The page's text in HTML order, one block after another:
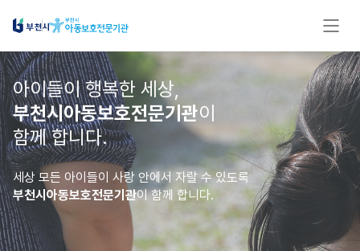
아이들이 행복한 세상,
부천시아동보호전문기관이
함께 합니다.
세상 모든 아이들이 사랑 안에서 자랄 수 있도록
부천시아동보호전문기관이 함께 합니다.